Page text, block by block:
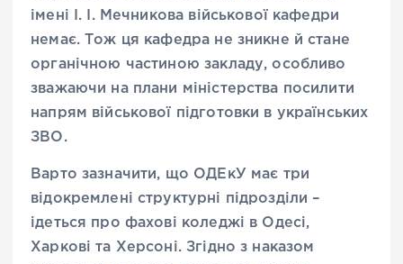
імені І. І. Мечникова військової кафедри
немає. Тож ця кафедра не зникне й стане
органічною частиною закладу, особливо
зважаючи на плани міністерства посилити
напрям військової підготовки в українських
ЗВО.
Варто зазначити, що ОДЕкУ має три
відокремлені структурні підрозділи –
ідеться про фахові коледжі в Одесі,
Харкові та Херсоні. Згідно з наказом